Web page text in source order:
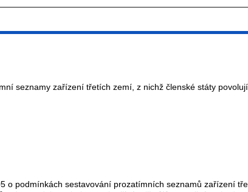
seznamy zařízení třetích zemí, z nichž členské státy
o podmínkách sestavování prozatímních seznamů zařízení